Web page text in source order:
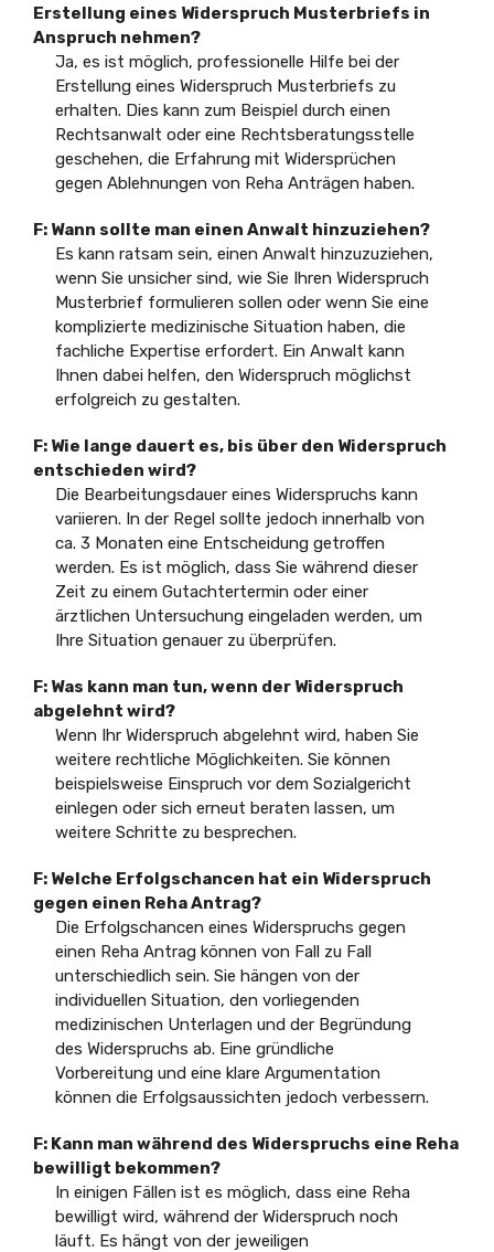
Erstellung eines Widerspruch Musterbriefs in
Anspruch nehmen?
Ja, es ist möglich, professionelle Hilfe bei der
Erstellung eines Widerspruch Musterbriefs zu
erhalten. Dies kann zum Beispiel durch einen
Rechtsanwalt oder eine Rechtsberatungsstelle
geschehen, die Erfahrung mit Widersprüchen
gegen Ablehnungen von Reha Anträgen haben.
F: Wann sollte man einen Anwalt hinzuziehen?
Es kann ratsam sein, einen Anwalt hinzuzuziehen,
wenn Sie unsicher sind, wie Sie Ihren Widerspruch
Musterbrief formulieren sollen oder wenn Sie eine
komplizierte medizinische Situation haben, die
fachliche Expertise erfordert. Ein Anwalt kann
Ihnen dabei helfen, den Widerspruch möglichst
erfolgreich zu gestalten.
F: Wie lange dauert es, bis über den Widerspruch
entschieden wird?
Die Bearbeitungsdauer eines Widerspruchs kann
variieren. In der Regel sollte jedoch innerhalb von
ca. 3 Monaten eine Entscheidung getroffen
werden. Es ist möglich, dass Sie während dieser
Zeit zu einem Gutachtertermin oder einer
ärztlichen Untersuchung eingeladen werden, um
Ihre Situation genauer zu überprüfen.
F: Was kann man tun, wenn der Widerspruch
abgelehnt wird?
Wenn Ihr Widerspruch abgelehnt wird, haben Sie
weitere rechtliche Möglichkeiten. Sie können
beispielsweise Einspruch vor dem Sozialgericht
einlegen oder sich erneut beraten lassen, um
weitere Schritte zu besprechen.
F: Welche Erfolgschancen hat ein Widerspruch
gegen einen Reha Antrag?
Die Erfolgschancen eines Widerspruchs gegen
einen Reha Antrag können von Fall zu Fall
unterschiedlich sein. Sie hängen von der
individuellen Situation, den vorliegenden
medizinischen Unterlagen und der Begründung
des Widerspruchs ab. Eine gründliche
Vorbereitung und eine klare Argumentation
können die Erfolgsaussichten jedoch verbessern.
F: Kann man während des Widerspruchs eine Reha
bewilligt bekommen?
In einigen Fällen ist es möglich, dass eine Reha
bewilligt wird, während der Widerspruch noch
läuft. Es hängt von der jeweiligen